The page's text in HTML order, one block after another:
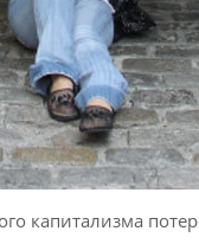
капитализма